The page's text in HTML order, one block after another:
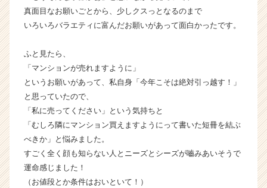
ャ
ー・
業
か
ス
カ
が
く
真面目なお願いごとから、少しクスっとなるのまで
いろいろバラエティに富んだお願いがあって面白かったです。
ふと見たら、
「マンションが売れますように」
というお願いがあって、私自身「今年こそは絶対引っ越す！」
と思っていたので、
「私に売ってください」という気持ちと
「むしろ隣にマンション買えますようにって書いた短冊を結ぶ
べきか」と悩みました。
すごく全く顔も知らない人とニーズとシーズが嚙みあいそうで
運命感じました！
（お値段とか条件はおいといて！）